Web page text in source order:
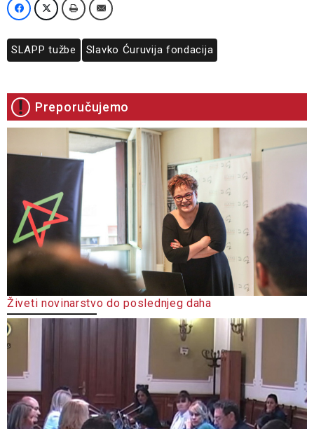
SLAPP tužbe Slavko Ćuruvija fondacija
Preporučujemo
Živeti novinarstvo do poslednjeg daha